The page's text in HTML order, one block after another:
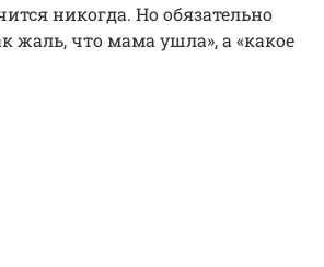
никогда. Но обязательно
жаль, что мама ушла», а «какое